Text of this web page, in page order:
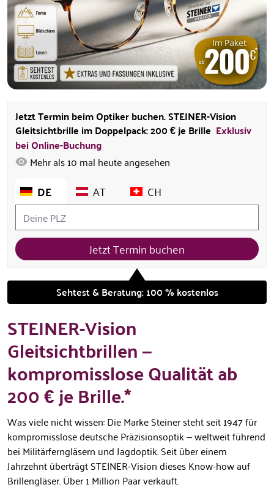
Jetzt Termin beim Optiker buchen. STEINER-Vision
Gleitsichtbrille im Doppelpack: 200 € je Brille Exklusiv
bei Online-Buchung
Mehr als10 mal heute angesehen
DE AT CH
Jetzt Termin buchen
Sehtest & Beratung: 100 % kostenlos
STEINER-Vision
Gleitsichtbrillen –
kompromisslose Qualität ab
200 € je Brille.*
Was viele nicht wissen: Die Marke Steiner steht seit 1947 für
kompromisslose deutsche Präzisionsoptik – weltweit führend
bei Militärferngläsern und Jagdoptik. Seit über einem
Jahrzehnt überträgt STEINER-Vision dieses Know-how auf
Brillengläser. Über 1 Million Paar verkauft.